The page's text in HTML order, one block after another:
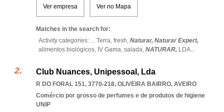
Ver empresa Ver no Mapa
Matches in the search for:
Activity categories: ... Terra, fresh, Naturar, Naturar Expert,
alimentos biológicos, IV Gama, salada, NATURAR, LDA...
Club Nuances, Unipessoal, Lda
R DO FORAL 151, 3770-218, OLIVEIRA BAIRRO, AVEIRO
Comércio por grosso de perfumes e de produtos de higiene
UNIP